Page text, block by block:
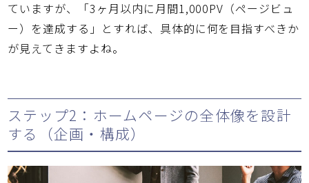
ていますが、「3ヶ月以内に月間1,000PV（ページビュ
ー）を達成する」とすれば、具体的に何を目指すべきか
が見えてきますよね。
ステップ2：ホームページの全体像を設計
する（企画・構成）